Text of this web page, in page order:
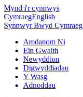
Mynd i'r cynnwys
CymraegEnglish
Synnwyr Bwyd Cymraeg
Amdanom Ni
Ein Gwaith
Newyddion
Digwyddiadau
Y Wasg
Adnoddau